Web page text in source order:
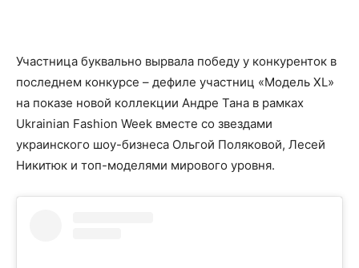
Участница буквально вырвала победу у конкуренток в
последнем конкурсе – дефиле участниц «Модель XL»
на показе новой коллекции Андре Тана в рамках
Ukrainian Fashion Week вместе со звездами
украинского шоу-бизнеса Ольгой Поляковой, Лесей
Никитюк и топ-моделями мирового уровня.